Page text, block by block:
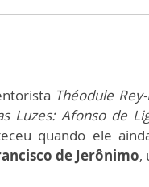
Théodule
Luzes: Afonso de
quando ele
de Jerônimo,